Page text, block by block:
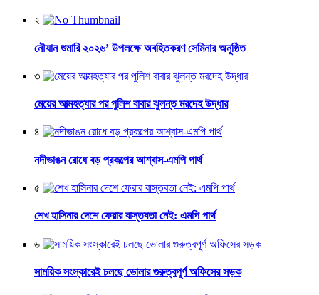
২
নৌযান শুমারি ২০২৬’ উপলক্ষে অবহিতকরণ সেমিনার অনুষ্ঠিত
৩
মেয়ের আত্মহত্যার পর পুলিশ বাবার ঝুলন্ত মরদেহ উদ্ধার
৪
নদীভাঙন রোধে বড় প্রকল্পের আশ্বাস-এমপি পার্থ
৫
শেখ হাসিনার দেশে ফেরার বাস্তবতা নেই: এমপি পার্থ
৬
সাময়িক সংস্কারেই চলছে ভোলার গুরুত্বপূর্ণ অফিসের সড়ক